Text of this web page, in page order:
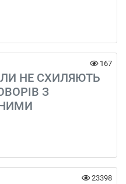
167
НЕ СХИЛЯЮТЬ
З
23398